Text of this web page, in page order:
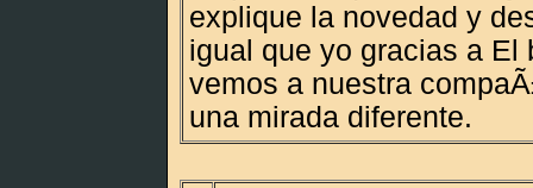
explique la novedad y
igual que yo gracias a El
vemos a nuestra
una mirada diferente.